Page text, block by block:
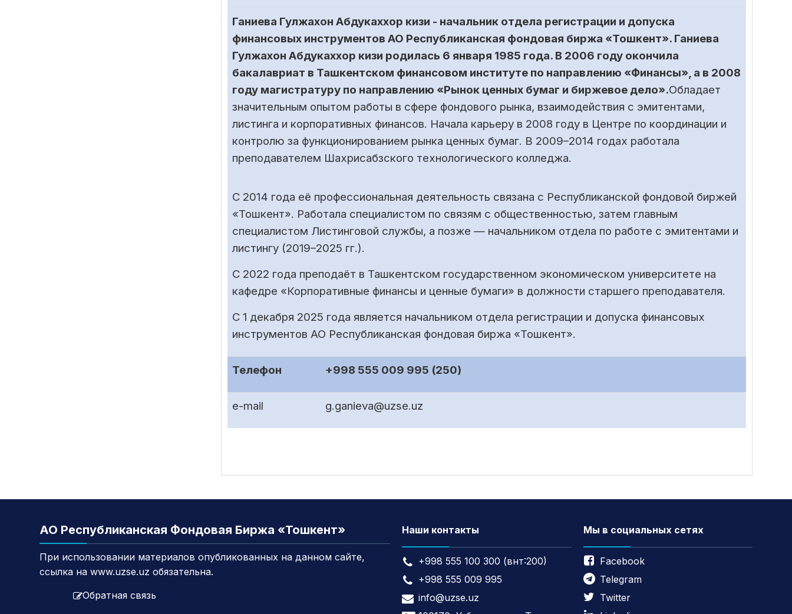
Ганиева Гулжахон Абдукаххор кизи - начальник отдела регистрации и допуска
финансовых инструментов АО Республиканская фондовая биржа «Тошкент». Ганиева
Гулжахон Абдукаххор кизи родилась 6 января 1985 года. В 2006 году окончила
бакалавриат в Ташкентском финансовом институте по направлению «Финансы», а в 2008
году магистратуру по направлению «Рынок ценных бумаг и биржевое дело».Обладает
значительным опытом работы в сфере фондового рынка, взаимодействия с эмитентами,
листинга и корпоративных финансов. Начала карьеру в 2008 году в Центре по координации и
контролю за функционированием рынка ценных бумаг. В 2009–2014 годах работала
преподавателем Шахрисабзского технологического колледжа.
С 2014 года её профессиональная деятельность связана с Республиканской фондовой биржей
«Тошкент». Работала специалистом по связям с общественностью, затем главным
специалистом Листинговой службы, а позже — начальником отдела по работе с эмитентами и
листингу (2019–2025 гг.).
С 2022 года преподаёт в Ташкентском государственном экономическом университете на
кафедре «Корпоративные финансы и ценные бумаги» в должности старшего преподавателя.
С 1 декабря 2025 года является начальником отдела регистрации и допуска финансовых
инструментов АО Республиканская фондовая биржа «Тошкент».
Телефон +998 555 009 995 (250)
e-mail g.ganieva@uzse.uz
АО Республиканская Фондовая Биржа «Тошкент»
При использовании материалов опубликованных на данном сайте,
ссылка на www.uzse.uz обязательна.
Обратная связь
Наши контакты
+998 555 100 300 (внт:200)
+998 555 009 995
info@uzse.uz
Мы в социальных сетях
Facebook
Telegram
Twitter